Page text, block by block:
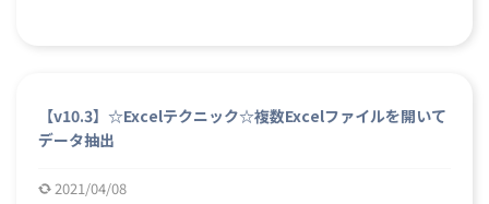
【v10.3】☆Excelテクニック☆複数Excelファイルを開いて
データ抽出
2021/04/08